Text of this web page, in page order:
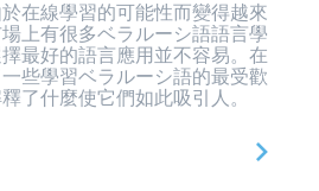
在線學習的可能性而變得越來
上有很多ベラルーシ語語言學
最好的語言應用並不容易。在
些學習ベラルーシ語的最受歡
了什麼使它們如此吸引人。